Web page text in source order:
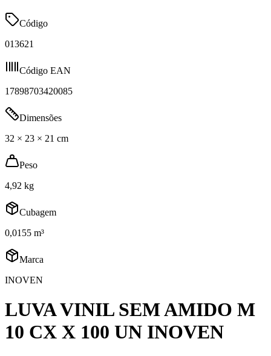
Código
013621
Código EAN
17898703420085
Dimensões
32 × 23 × 21 cm
Peso
4,92 kg
Cubagem
0,0155 m³
Marca
INOVEN
LUVA VINIL SEM AMIDO M
10 CX X 100 UN INOVEN